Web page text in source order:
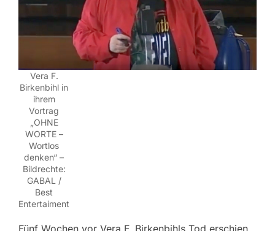
Vera F.
Birkenbihl in
ihrem
Vortrag
„OHNE
WORTE –
Wortlos
denken“ –
Bildrechte:
GABAL /
Best
Entertaiment